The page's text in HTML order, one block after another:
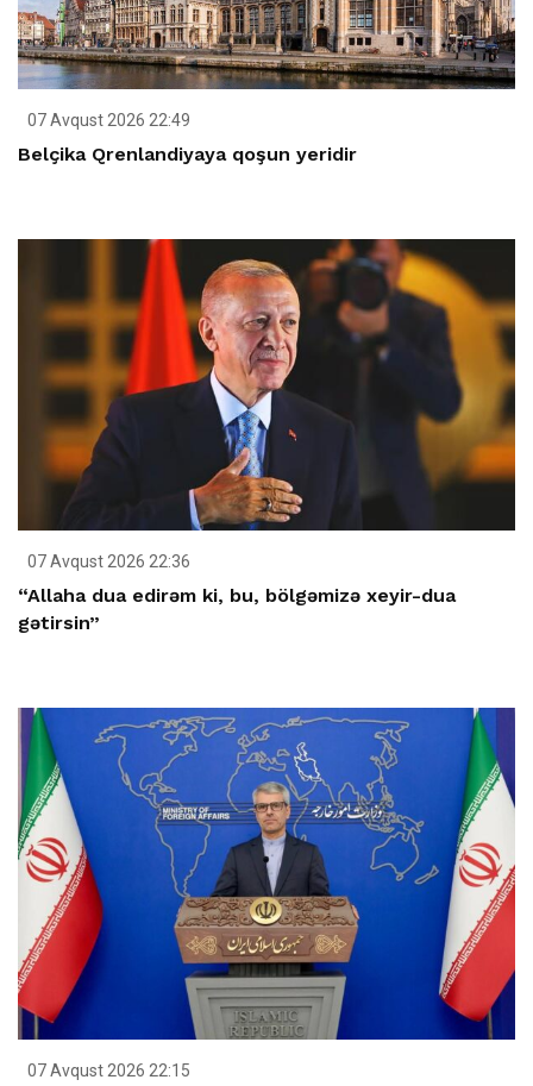
07 Avqust 2026 22:49
Belçika Qrenlandiyaya qoşun yeridir
07 Avqust 2026 22:36
“Allaha dua edirəm ki, bu, bölgəmizə xeyir-dua
gətirsin”
07 Avqust 2026 22:15